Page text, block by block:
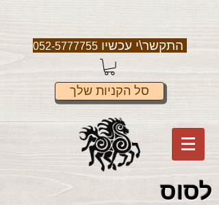
התקשר\י עכשיו052-5777755
סל הקניות שלך
לסוס